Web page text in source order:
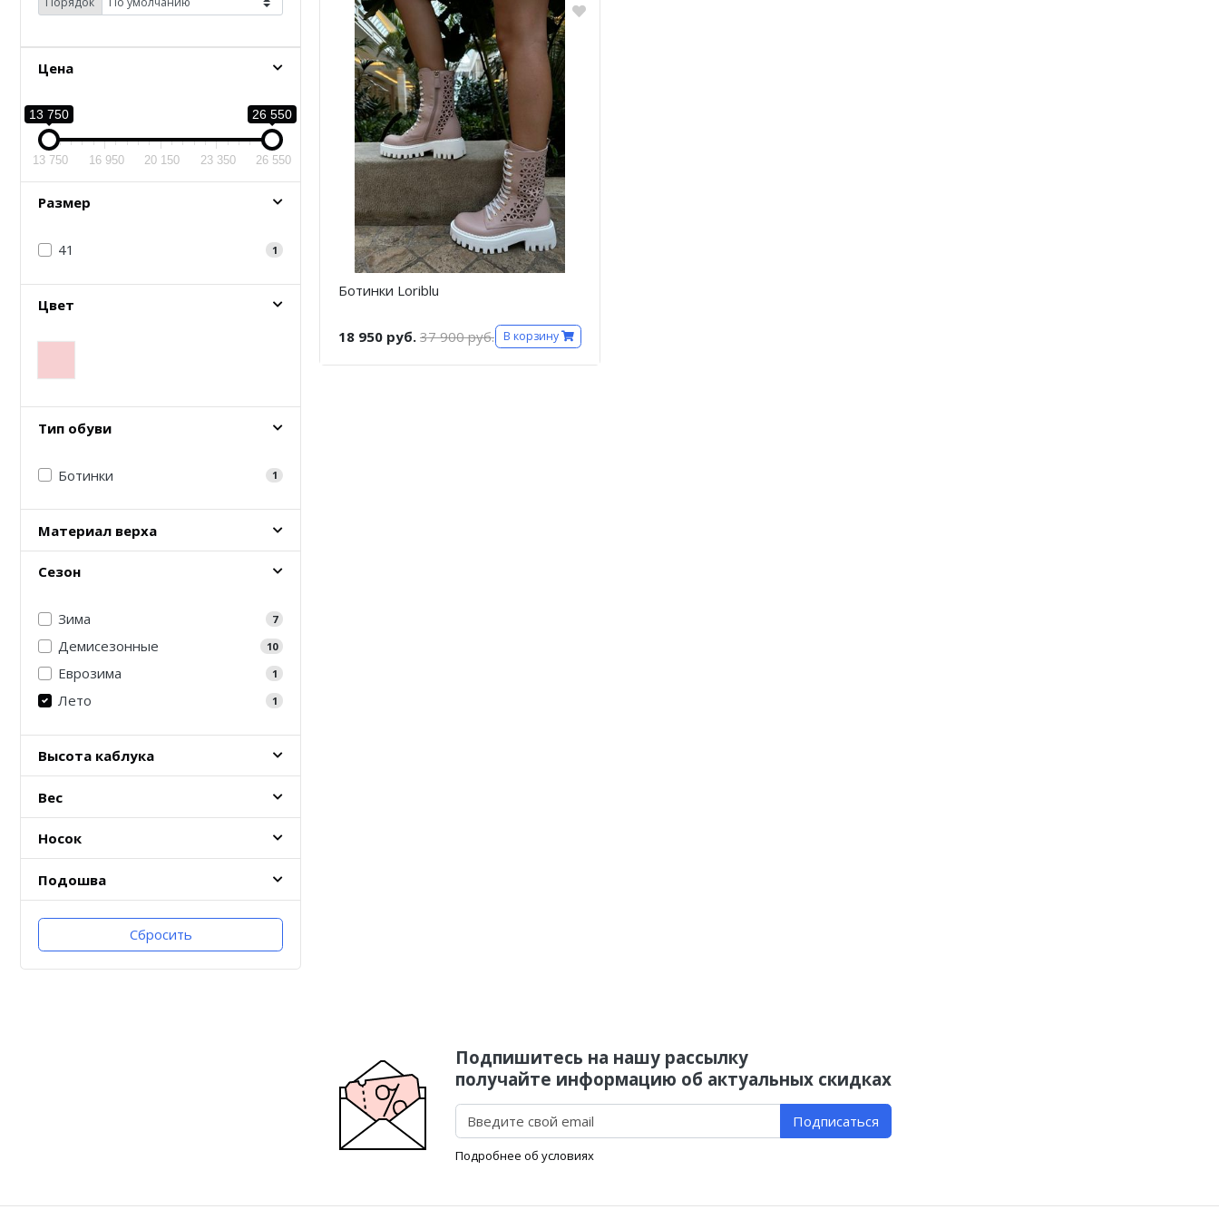
Цена
13 750 26 550
13 750 16 950 20 150 23 350 26 550
Размер
41 1
Цвет
Тип обуви
Ботинки 1
Материал верха
Сезон
Зима 7
Демисезонные 10
Еврозима 1
Лето 1
Высота каблука
Вес
Носок
Подошва
Сбросить
Ботинки Loriblu
18 950 руб. 37 900 руб. В корзину
Подпишитесь на нашу рассылку
получайте информацию об актуальных скидках
Подписаться
Подробнее об условиях